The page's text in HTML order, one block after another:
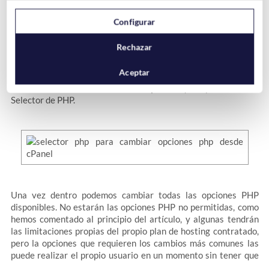
usuarios tenían que tratar con el archivo
Ahora pueden cambiar al instante estas variables con sólo
hacer click enSwitch To PHP Optionsque aparece en el
Selector de PHP.
Una vez dentro podemos cambiar todas las opciones PHP
disponibles. No estarán las opciones PHP no permitidas, como
hemos comentado al principio del artículo, y algunas tendrán
las limitaciones propias del propio plan de hosting contratado,
pero la opciones que requieren los cambios más comunes las
puede realizar el propio usuario en un momento sin tener que
Configurar
Rechazar
Aceptar